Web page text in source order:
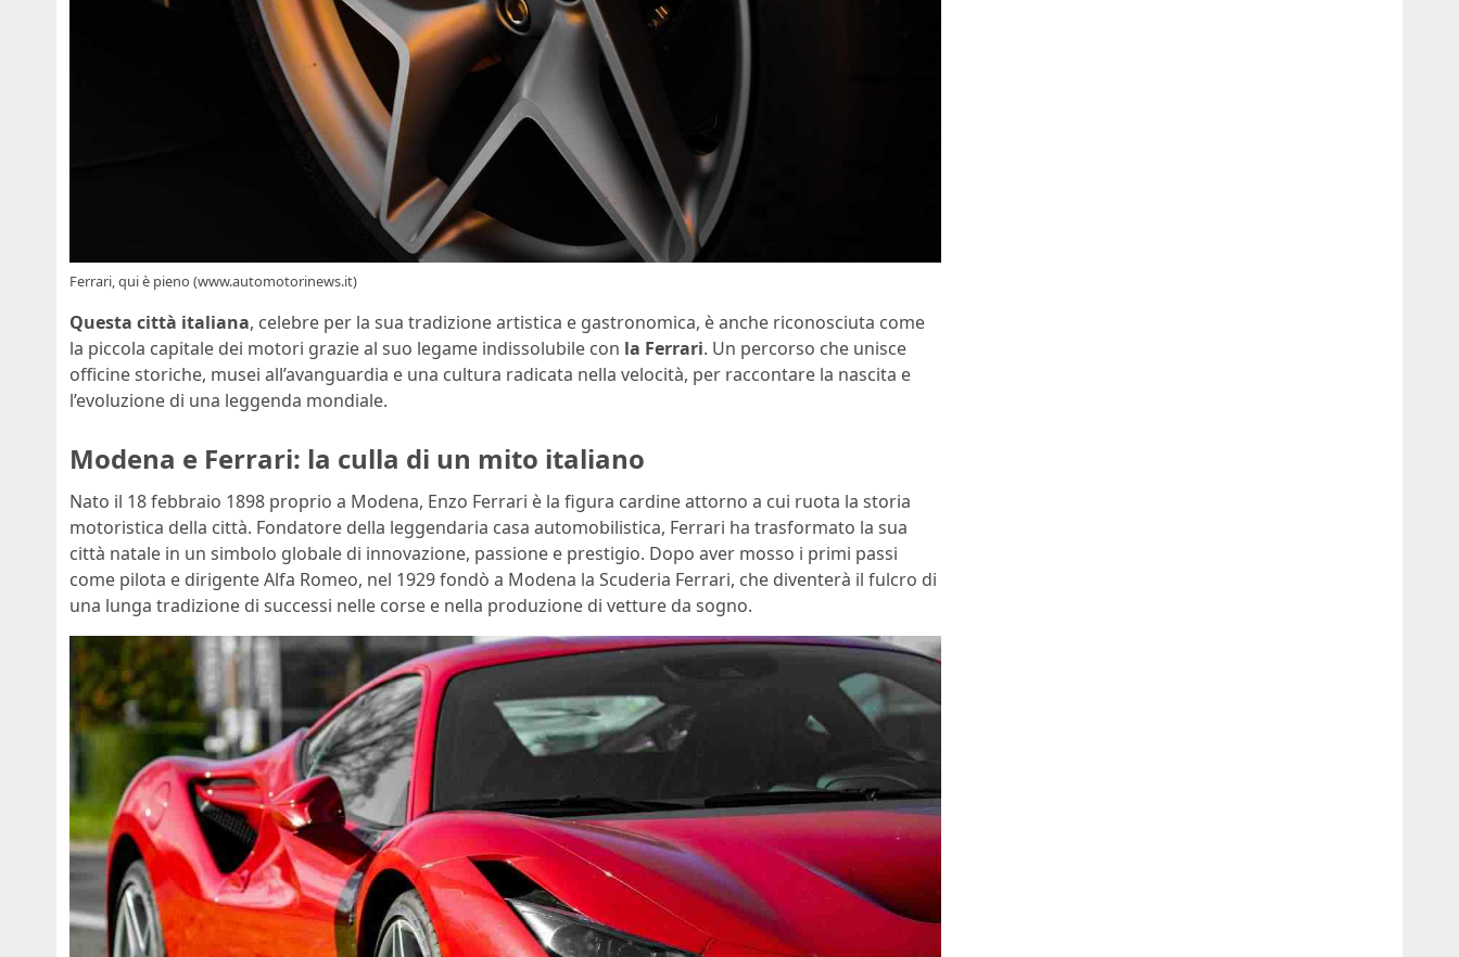
Ferrari, qui è pieno (www.automotorinews.it)
Questa città italiana, celebre per la sua tradizione artistica e gastronomica, è anche riconosciuta come
la piccola capitale dei motori grazie al suo legame indissolubile con la Ferrari. Un percorso che unisce
officine storiche, musei all’avanguardia e una cultura radicata nella velocità, per raccontare la nascita e
l’evoluzione di una leggenda mondiale.
Modena e Ferrari: la culla di un mito italiano
Nato il 18 febbraio 1898 proprio a Modena, Enzo Ferrari è la figura cardine attorno a cui ruota la storia
motoristica della città. Fondatore della leggendaria casa automobilistica, Ferrari ha trasformato la sua
città natale in un simbolo globale di innovazione, passione e prestigio. Dopo aver mosso i primi passi
come pilota e dirigente Alfa Romeo, nel 1929 fondò a Modena la Scuderia Ferrari, che diventerà il fulcro di
una lunga tradizione di successi nelle corse e nella produzione di vetture da sogno.